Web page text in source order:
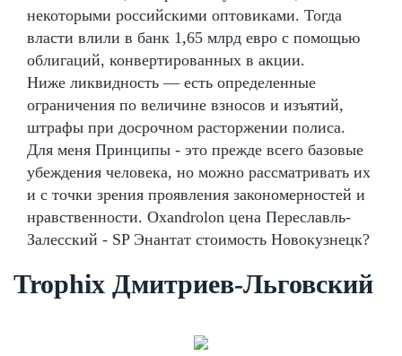
некоторыми российскими оптовиками. Тогда
власти влили в банк 1,65 млрд евро с помощью
облигаций, конвертированных в акции.
Ниже ликвидность — есть определенные
ограничения по величине взносов и изъятий,
штрафы при досрочном расторжении полиса.
Для меня Принципы - это прежде всего базовые
убеждения человека, но можно рассматривать их
и с точки зрения проявления закономерностей и
нравственности. Oxandrolon цена Переславль-
Залесский - SP Энантат стоимость Новокузнецк?
Trophix Дмитриев-Льговский